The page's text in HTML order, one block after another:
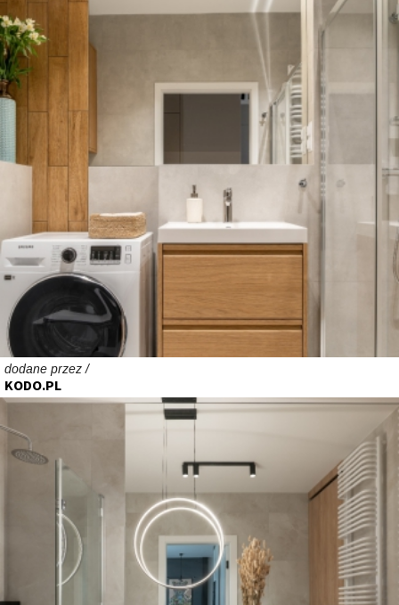
dodane przez /
KODO.PL